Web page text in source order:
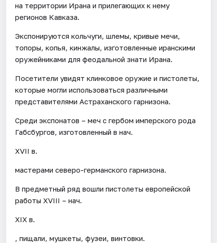
на территории Ирана и прилегающих к нему
регионов Кавказа.
Экспонируются кольчуги, шлемы, кривые мечи,
топоры, копья, кинжалы, изготовленные иранскими
оружейниками для феодальной знати Ирана.
Посетители увидят клинковое оружие и пистолеты,
которые могли использоваться различными
представителями Астраханского гарнизона.
Среди экспонатов – меч с гербом имперского рода
Габсбургов, изготовленный в нач.
XVII в.
мастерами северо-германского гарнизона.
В предметный ряд вошли пистолеты европейской
работы XVIII – нач.
XIX в.
, пищали, мушкеты, фузеи, винтовки.